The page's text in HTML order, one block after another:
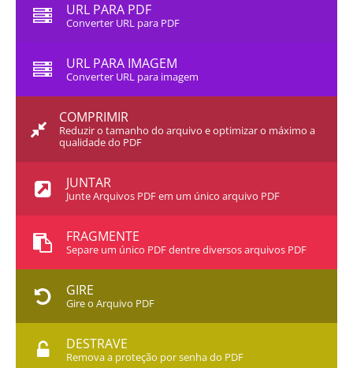
URL PARA PDF
Converter URL para PDF
URL PARA IMAGEM
Converter URL para imagem
COMPRIMIR
Reduzir o tamanho do arquivo e optimizar o máximo a
qualidade do PDF
JUNTAR
Junte Arquivos PDF em um único arquivo PDF
FRAGMENTE
Separe um único PDF dentre diversos arquivos PDF
GIRE
Gire o Arquivo PDF
DESTRAVE
Remova a proteção por senha do PDF